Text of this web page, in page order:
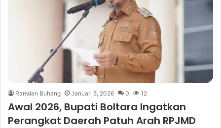
Ramdan Buhang Januari 5, 2026 0 12
Awal 2026, Bupati Boltara Ingatkan
Perangkat Daerah Patuh Arah RPJMD